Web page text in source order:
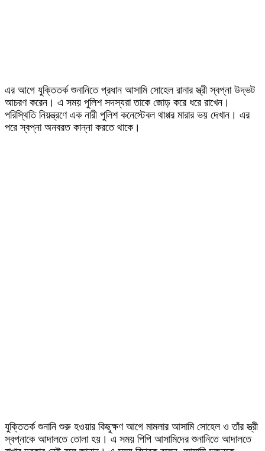
এর আগে যুক্তিতর্ক শুনানিতে প্রধান আসামি সোহেল রানার স্ত্রী স্বপ্না উদ্ভট
আচরণ করেন। এ সময় পুলিশ সদস্যরা তাকে জোড় করে ধরে রাখেন।
পরিস্থিতি নিয়ন্ত্রণে এক নারী পুলিশ কনেস্টেবল থাপ্পর মারার ভয় দেখান। এর
পরে স্বপ্না অনবরত কান্না করতে থাকে।
যুক্তিতর্ক শুনানি শুরু হওয়ার কিছুক্ষণ আগে মামলার আসামি সোহেল ও তাঁর স্ত্রী
স্বপ্নাকে আদালতে তোলা হয়। এ সময় পিপি আসামিদের শুনানিতে আদালতে